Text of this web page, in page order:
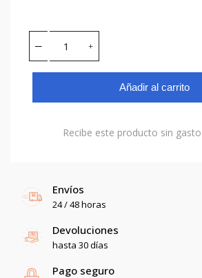
Añadir al carrito
Recibe este producto sin
Envíos
24 / 48 horas
Devoluciones
hasta 30 días
Pago seguro